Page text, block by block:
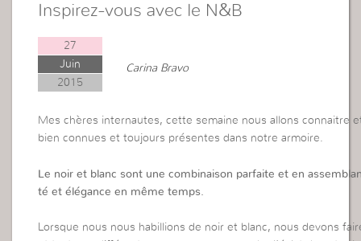
Inspirez-vous avec le N&B
27
Juin
2015
Carina Bravo
Mes chères internautes, cette semaine nous allons connaitre
bien connues et toujours présentes dans notre armoire.
Le noir et blanc sont une combinaison parfaite et en
té et élégance en même temps.
Lorsque nous nous habillions de noir et blanc, nous devons